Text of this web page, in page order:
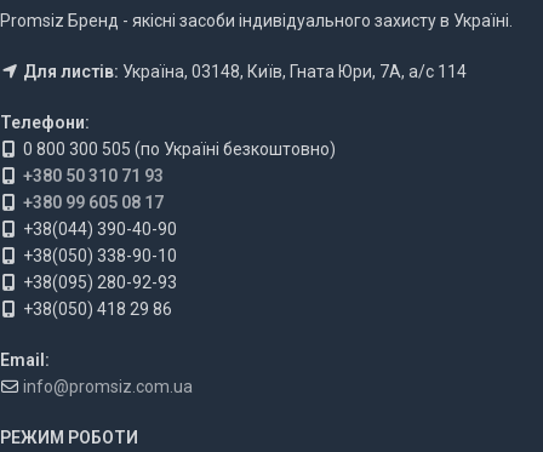
Promsiz Бренд - якісні засоби індивідуального захисту в Україні.
Для листів: Україна, 03148, Київ, Гната Юри, 7А, а/с 114
Телефони:
0 800 300 505 (по Україні безкоштовно)
+380 50 310 71 93
+380 99 605 08 17
+38(044) 390-40-90
+38(050) 338-90-10
+38(095) 280-92-93
+38(050) 418 29 86
Email:
info@promsiz.com.ua
РЕЖИМ РОБОТИ